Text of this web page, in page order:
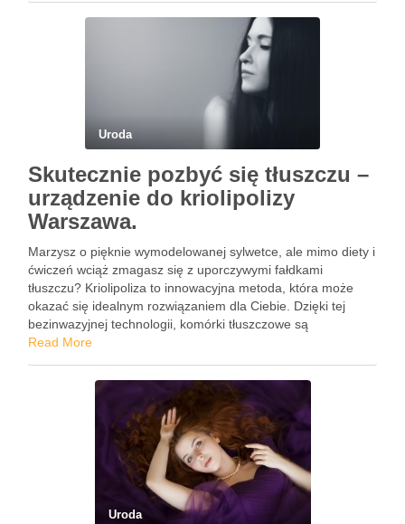
Uroda
Skutecznie pozbyć się tłuszczu –
urządzenie do kriolipolizy
Warszawa.
Marzysz o pięknie wymodelowanej sylwetce, ale mimo diety i
ćwiczeń wciąż zmagasz się z uporczywymi fałdkami
tłuszczu? Kriolipoliza to innowacyjna metoda, która może
okazać się idealnym rozwiązaniem dla Ciebie. Dzięki tej
bezinwazyjnej technologii, komórki tłuszczowe są
schładzane, co prowadzi do ich naturalnej eliminacji przez
Read More
Uroda